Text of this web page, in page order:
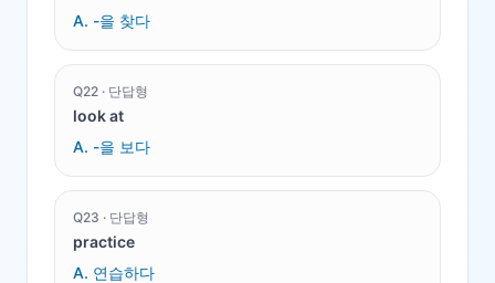
A. -을 찾다
Q22 · 단답형
look at
A. -을 보다
Q23 · 단답형
practice
A. 연습하다